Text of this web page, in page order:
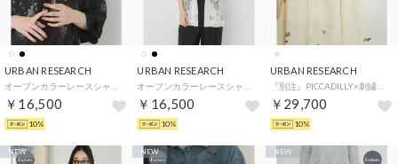
URBAN RESEARCH
￥16,500
10%
URBAN RESEARCH
￥16,500
10%
URBAN RESEARCH
￥29,700
10%
NEW NEW NEW